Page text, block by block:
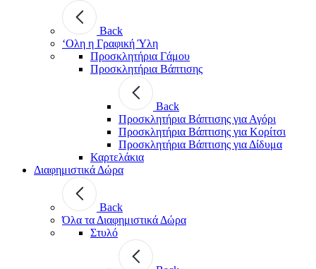
Back
‘Ολη η Γραφική Ύλη
Προσκλητήρια Γάμου
Προσκλητήρια Βάπτισης
Back
Προσκλητήρια Βάπτισης για Αγόρι
Προσκλητήρια Βάπτισης για Κορίτσι
Προσκλητήρια Βάπτισης για Δίδυμα
Καρτελάκια
Διαφημιστικά Δώρα
Back
Όλα τα Διαφημιστικά Δώρα
Στυλό